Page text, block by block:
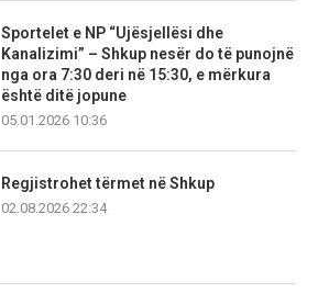
Sportelet e NP “Ujësjellësi dhe
Kanalizimi” – Shkup nesër do të punojnë
nga ora 7:30 deri në 15:30, e mërkura
është ditë jopune
05.01.2026 10:36
Regjistrohet tërmet në Shkup
02.08.2026 22:34